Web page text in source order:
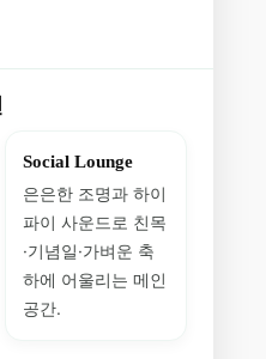
Social Lounge
은은한 조명과 하이
파이 사운드로 친목
·기념일·가벼운 축
하에 어울리는 메인
공간.